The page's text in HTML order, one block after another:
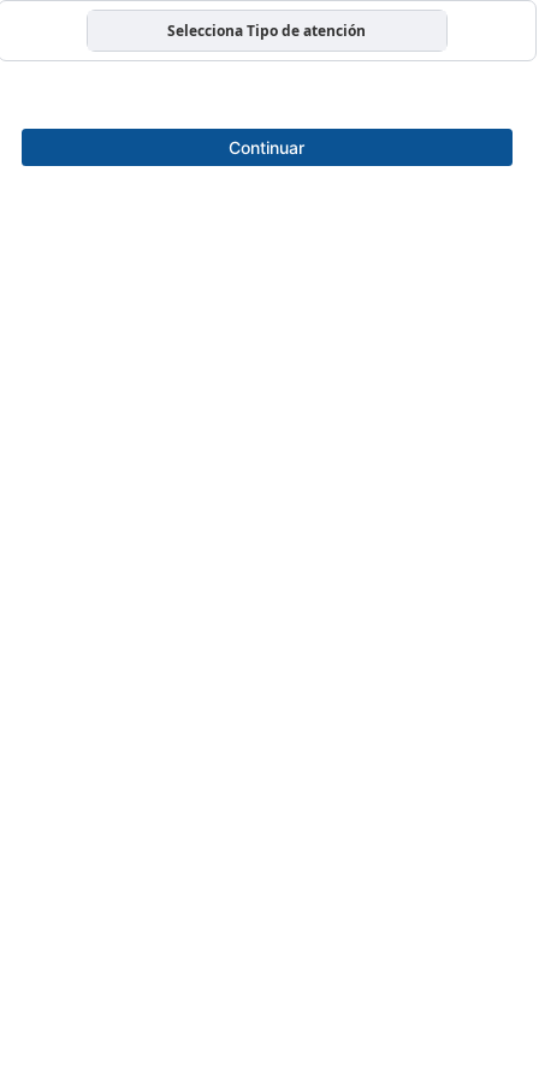
Selecciona Tipo de atención
Continuar